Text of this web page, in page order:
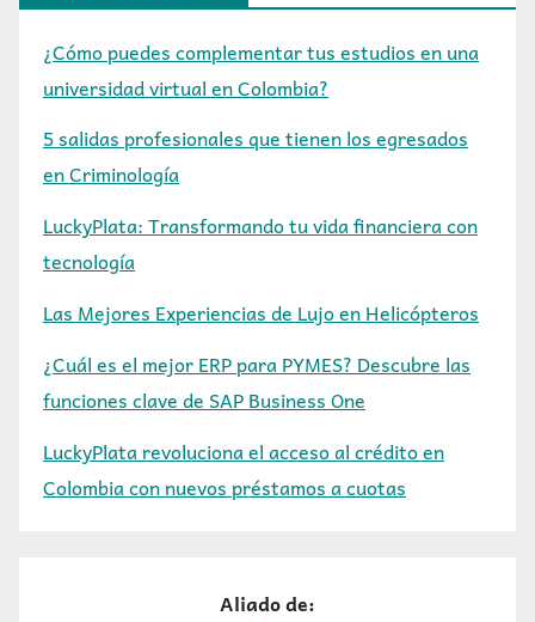
¿Cómo puedes complementar tus estudios en una
universidad virtual en Colombia?
5 salidas profesionales que tienen los egresados
en Criminología
LuckyPlata: Transformando tu vida financiera con
tecnología
Las Mejores Experiencias de Lujo en Helicópteros
¿Cuál es el mejor ERP para PYMES? Descubre las
funciones clave de SAP Business One
LuckyPlata revoluciona el acceso al crédito en
Colombia con nuevos préstamos a cuotas
Aliado de: